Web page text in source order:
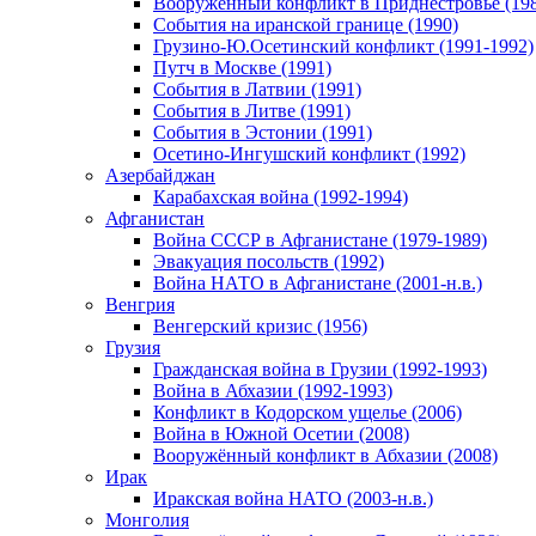
События на иранской границе (1990)
Грузино-Ю.Осетинский конфликт (1991-1992)
Путч в Москве (1991)
События в Латвии (1991)
События в Литве (1991)
События в Эстонии (1991)
Осетино-Ингушский конфликт (1992)
Азербайджан
Карабахская война (1992-1994)
Афганистан
Война СССР в Афганистане (1979-1989)
Эвакуация посольств (1992)
Война НАТО в Афганистане (2001-н.в.)
Венгрия
Венгерский кризис (1956)
Грузия
Гражданская война в Грузии (1992-1993)
Война в Абхазии (1992-1993)
Конфликт в Кодорском ущелье (2006)
Война в Южной Осетии (2008)
Вооружённый конфликт в Абхазии (2008)
Ирак
Иракская война НАТО (2003-н.в.)
Монголия